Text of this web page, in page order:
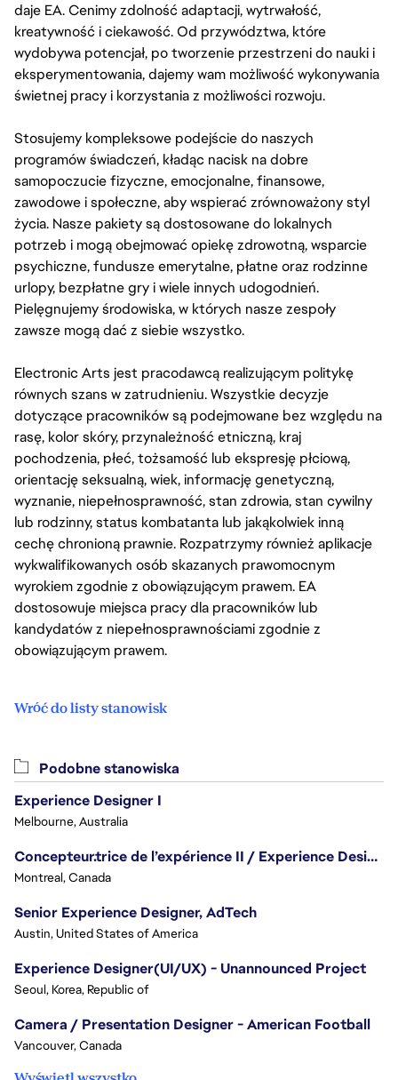
daje EA. Cenimy zdolność adaptacji, wytrwałość,
kreatywność i ciekawość. Od przywództwa, które
wydobywa potencjał, po tworzenie przestrzeni do nauki i
eksperymentowania, dajemy wam możliwość wykonywania
świetnej pracy i korzystania z możliwości rozwoju.
Stosujemy kompleksowe podejście do naszych
programów świadczeń, kładąc nacisk na dobre
samopoczucie fizyczne, emocjonalne, finansowe,
zawodowe i społeczne, aby wspierać zrównoważony styl
życia. Nasze pakiety są dostosowane do lokalnych
potrzeb i mogą obejmować opiekę zdrowotną, wsparcie
psychiczne, fundusze emerytalne, płatne oraz rodzinne
urlopy, bezpłatne gry i wiele innych udogodnień.
Pielęgnujemy środowiska, w których nasze zespoły
zawsze mogą dać z siebie wszystko.
Electronic Arts jest pracodawcą realizującym politykę
równych szans w zatrudnieniu. Wszystkie decyzje
dotyczące pracowników są podejmowane bez względu na
rasę, kolor skóry, przynależność etniczną, kraj
pochodzenia, płeć, tożsamość lub ekspresję płciową,
orientację seksualną, wiek, informację genetyczną,
wyznanie, niepełnosprawność, stan zdrowia, stan cywilny
lub rodzinny, status kombatanta lub jakąkolwiek inną
cechę chronioną prawnie. Rozpatrzymy również aplikacje
wykwalifikowanych osób skazanych prawomocnym
wyrokiem zgodnie z obowiązującym prawem. EA
dostosowuje miejsca pracy dla pracowników lub
kandydatów z niepełnosprawnościami zgodnie z
obowiązującym prawem.
Wróć do listy stanowisk
Podobne stanowiska
Experience Designer I
Melbourne, Australia
Concepteur.trice de l’expérience II / Experience Designer II
Montreal, Canada
Senior Experience Designer, AdTech
Austin, United States of America
Experience Designer(UI/UX) - Unannounced Project
Seoul, Korea, Republic of
Camera / Presentation Designer - American Football
Vancouver, Canada